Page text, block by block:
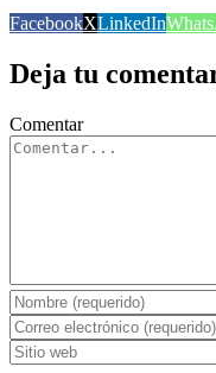
FacebookXLinkedIn
Deja tu
Comentar